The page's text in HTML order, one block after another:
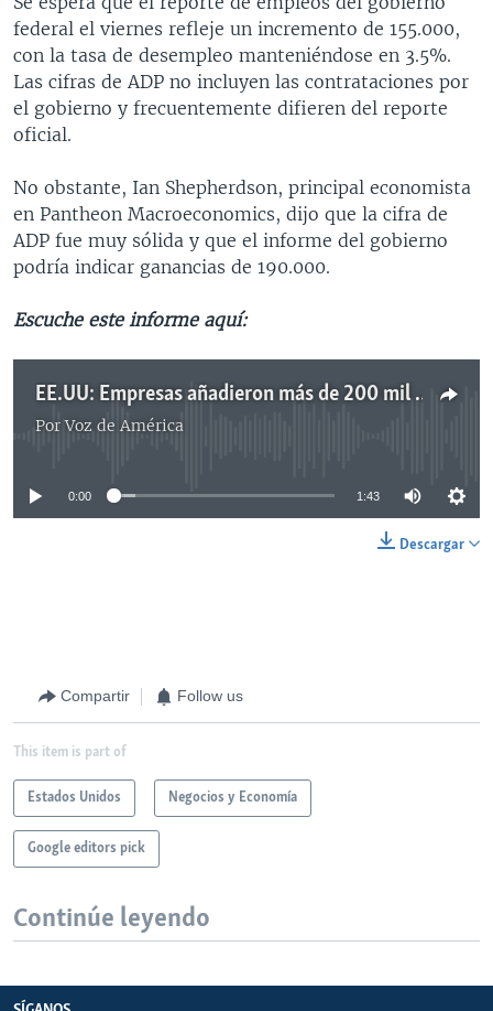
federal el viernes refleje un incremento de 155.000,
con la tasa de desempleo manteniéndose en 3.5%.
Las cifras de ADP no incluyen las contrataciones por
el gobierno y frecuentemente difieren del reporte
oficial.
No obstante, Ian Shepherdson, principal economista
en Pantheon Macroeconomics, dijo que la cifra de
ADP fue muy sólida y que el informe del gobierno
podría indicar ganancias de 190.000.
Escuche este informe aquí:
EE.UU: Empresas añadieron más de 200 mil empleos en diciembre
PorVoz de América
No media source currently available
0:00 1:43
Descargar
Compartir Follow us
This item is part of
Estados Unidos Negocios y Economía
Google editors pick
Continúe leyendo